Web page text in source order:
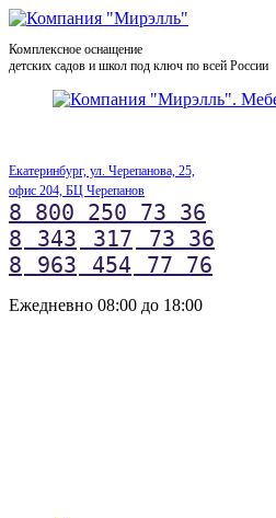
Комплексное оснащение
детских садов и школ под ключ по всей России
Екатеринбург, ул. Черепанова, 25,
офис 204, БЦ Черепанов
8 800 250 73 36
8
343 317
73 36
8
963 454 77 76
Ежедневно 08:00 до 18:00